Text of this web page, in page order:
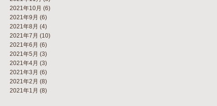
2021年10月 (6)
2021年9月 (6)
2021年8月 (4)
2021年7月 (10)
2021年6月 (6)
2021年5月 (3)
2021年4月 (3)
2021年3月 (6)
2021年2月 (8)
2021年1月 (8)